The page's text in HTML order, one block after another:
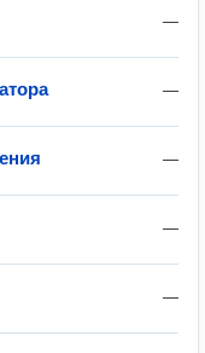
—
—
—
—
—